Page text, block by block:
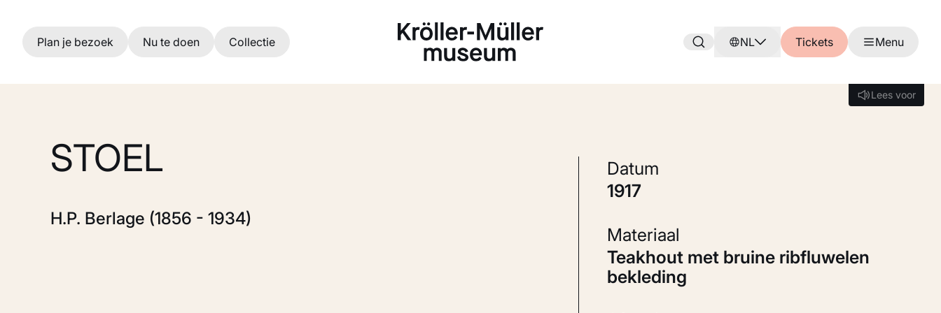
Ga naar hoofdinhoud
Plan je bezoek Nu te doen Collectie NL Tickets Menu
Lees voor
Lees voor
STOEL
H.P. Berlage (1856 - 1934)
Datum
1917
Materiaal
Teakhout met bruine ribfluwelen
bekleding